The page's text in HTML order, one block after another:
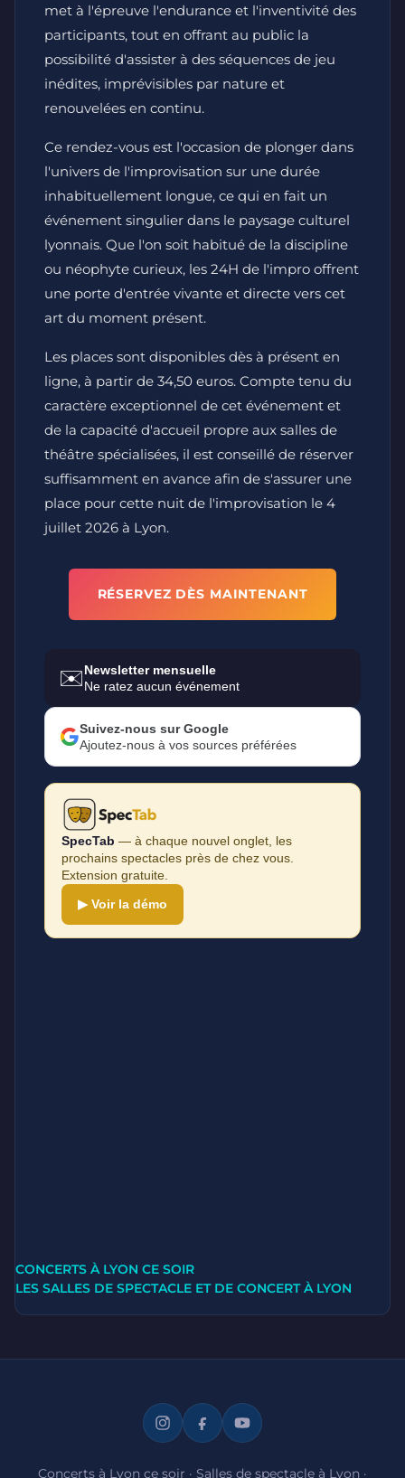
met à l'épreuve l'endurance et l'inventivité des
participants, tout en offrant au public la
possibilité d'assister à des séquences de jeu
inédites, imprévisibles par nature et
renouvelées en continu.
Ce rendez-vous est l'occasion de plonger dans
l'univers de l'improvisation sur une durée
inhabituellement longue, ce qui en fait un
événement singulier dans le paysage culturel
lyonnais. Que l'on soit habitué de la discipline
ou néophyte curieux, les 24H de l'impro offrent
une porte d'entrée vivante et directe vers cet
art du moment présent.
Les places sont disponibles dès à présent en
ligne, à partir de 34,50 euros. Compte tenu du
caractère exceptionnel de cet événement et
de la capacité d'accueil propre aux salles de
théâtre spécialisées, il est conseillé de réserver
suffisamment en avance afin de s'assurer une
place pour cette nuit de l'improvisation le 4
juillet 2026 à Lyon.
RÉSERVEZ DÈS MAINTENANT
✉️Newsletter mensuelle
Ne ratez aucun événement
Suivez-nous sur Google
Ajoutez-nous à vos sources préférées
SpecTab — à chaque nouvel onglet, les
prochains spectacles près de chez vous.
Extension gratuite.
▶ Voir la démo
CONCERTS À LYON CE SOIR
LES SALLES DE SPECTACLE ET DE CONCERT À LYON
Concerts à Lyon ce soir · Salles de spectacle à Lyon ·